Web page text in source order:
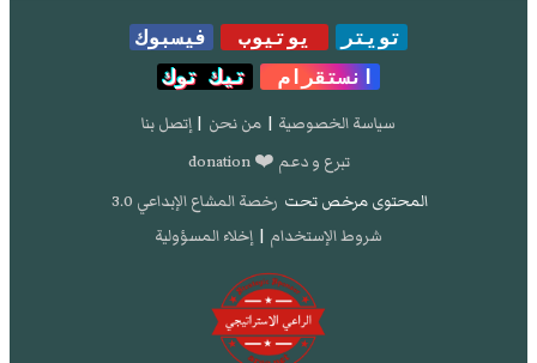
تويتر يوتيوب
فيسبوك
انستقرام
تيك توك
سياسة الخصوصية | من نحن | إتصل بنا
تبرع و دعم ❤️ donation
المحتوى مرخص تحت رخصة المشاع الإبداعي 3.0
شروط الإستخدام | إخلاء المسؤولية